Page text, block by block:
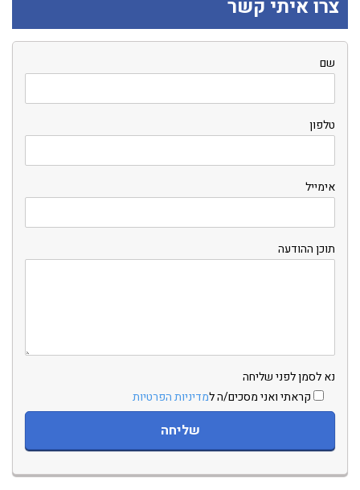
צרו איתי קשר
שם
טלפון
אימייל
תוכן ההודעה
נא לסמן לפני שליחה
קראתי ואני מסכים/ה למדיניות הפרטיות